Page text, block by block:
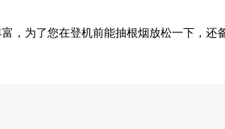
，为了您在登机前能抽根烟放松一下，还